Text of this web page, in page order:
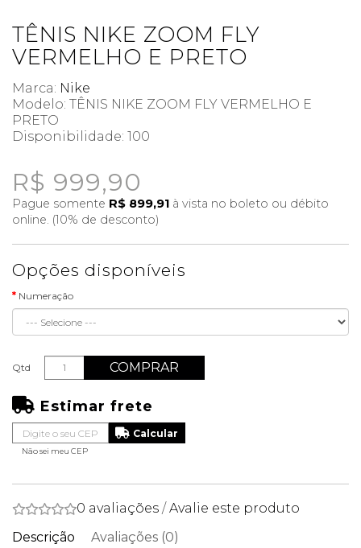
TÊNIS NIKE ZOOM FLY
VERMELHO E PRETO
Marca: Nike
Modelo: TÊNIS NIKE ZOOM FLY VERMELHO E
PRETO
Disponibilidade: 100
R$ 999,90
Pague somente R$ 899,91 à vista no boleto ou débito
online. (10% de desconto)
Opções disponíveis
Numeração
Qtd COMPRAR
Estimar frete
Não sei meu CEP
0 avaliações /Avalie este produto
Descrição
Avaliações (0)